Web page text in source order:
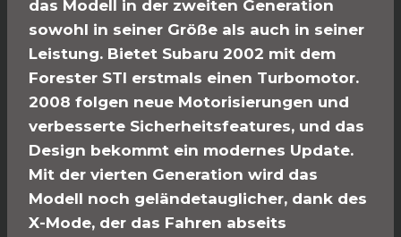
das Modell in der zweiten Generation
sowohl in seiner Größe als auch in seiner
Leistung. Bietet Subaru 2002 mit dem
Forester STI erstmals einen Turbomotor.
2008 folgen neue Motorisierungen und
verbesserte Sicherheitsfeatures, und das
Design bekommt ein modernes Update.
Mit der vierten Generation wird das
Modell noch geländetauglicher, dank des
X-Mode, der das Fahren abseits